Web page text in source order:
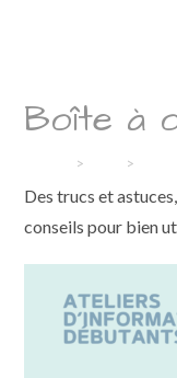
Boîte à
> >
Des trucs et
conseils pour bien